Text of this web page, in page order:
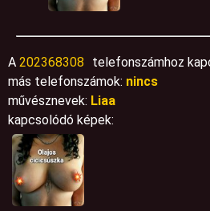
A 202368308
telefonszámhoz
más telefonszámok: nincs
művésznevek: Liaa
kapcsolódó képek: